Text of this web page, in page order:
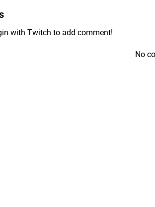
with Twitch to add comment!
No